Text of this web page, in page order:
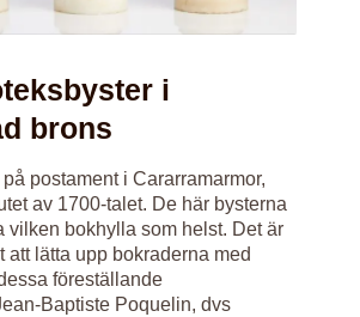
i
brons
postament i Cararramarmor,
av 1700-talet. De här bysterna
vilken bokhylla som helst. Det är
att lätta upp bokraderna med
föreställande
Baptiste Poquelin, dvs